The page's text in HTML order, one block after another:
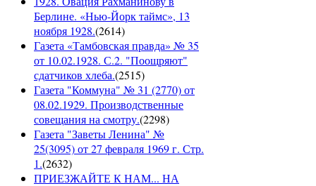
Берлине. «Нью-Йорк таймс», 13
ноября 1928.(2614)
Газета «Тамбовская правда» № 35
от 10.02.1928. С.2. "Поощряют"
сдатчиков хлеба.(2515)
Газета "Коммуна" № 31 (2770) от
08.02.1929. Производственные
совещания на смотру.(2298)
Газета "Заветы Ленина" №
25(3095) от 27 февраля 1969 г. Стр.
1.(2632)
ПРИЕЗЖАЙТЕ К НАМ... НА